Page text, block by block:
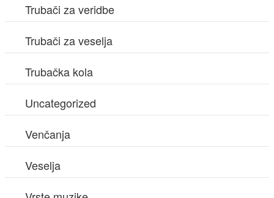
Trubači za veridbe
Trubači za veselja
Trubačka kola
Uncategorized
Venčanja
Veselja